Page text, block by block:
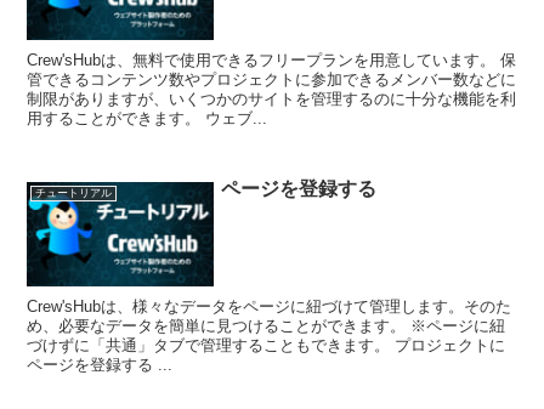
Crew'sHubは、無料で使用できるフリープランを用意しています。 保
管できるコンテンツ数やプロジェクトに参加できるメンバー数などに
制限がありますが、いくつかのサイトを管理するのに十分な機能を利
用することができます。 ウェブ...
チュートリアル ページを登録する
Crew'sHubは、様々なデータをページに紐づけて管理します。そのた
め、必要なデータを簡単に見つけることができます。 ※ページに紐
づけずに「共通」タブで管理することもできます。 プロジェクトに
ページを登録する ...